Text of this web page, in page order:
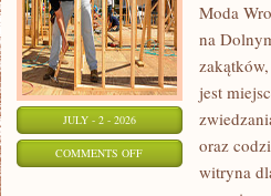
JULY - 2 - 2026
COMMENTS OFFON
Moda
na
jest
oraz
witryna